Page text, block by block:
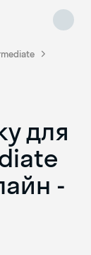
для
-